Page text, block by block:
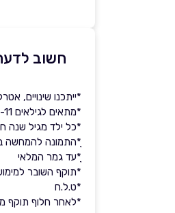
חשוב
*ייתכנו שינויים,
*מתאים לגילאים 1-11
*כל ילד מגיל שנה
ָ*התמונה להמחשה
ָָ*עד גמר המלאי
*תוקף השובר למימוש עד
*ט.ל.ח
*לאחר חלוף תוקף